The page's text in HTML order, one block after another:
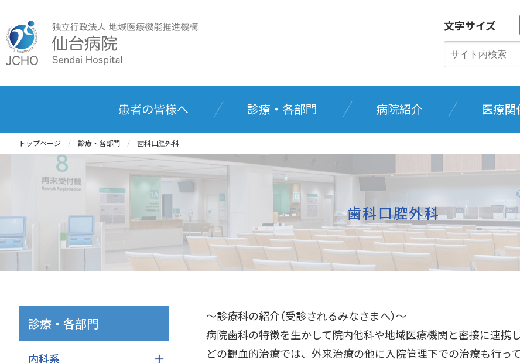
文字サイズ
患者の皆様へ 診療・各部門 病院紹介 医療
トップページ 診療・各部門 歯科口腔外科
歯科口腔外科
診療・各部門
内科系
～診療科の紹介（受診されるみなさまへ）～
病院歯科の特徴を生かして院内他科や地域医療機関と密接に連携
どの観血的治療では、外来治療の他に入院管理下での治療も行っ